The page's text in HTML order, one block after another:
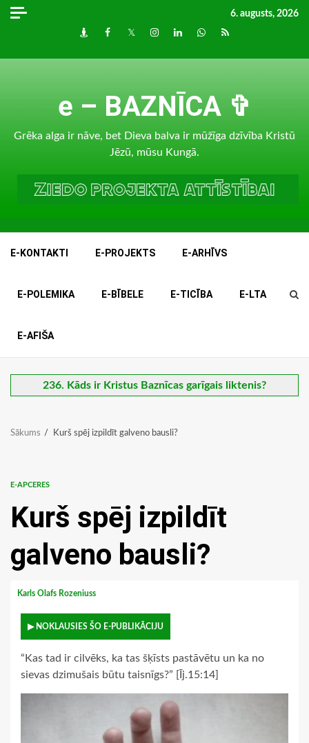
Skip
6. augusts, 2026
DraugiemFacebook
TwitterInstagram
LinkedInwhatsapp
RSS
e – BAZNĪCA ✞
Grēka alga ir nāve, bet Dieva balva ir mūžīga dzīvība Kristū
Jēzū, mūsu Kungā.
E-KONTAKTI E-PROJEKTS E-ARHĪVS
E-POLEMIKA E-BĪBELE E-TICĪBA E-LTA
E-AFIŠA
236. Kāds ir Kristus Baznīcas garīgais liktenis?
Sākums Kurš spēj izpildīt galveno bausli?
E-APCERES
Kurš spēj izpildīt
galveno bausli?
Karls Olafs Rozeniuss
▶ NOKLAUSIES ŠO E-PUBLIKĀCIJU
“Kas tad ir cilvēks, ka tas šķīsts pastāvētu un ka no
sievas dzimušais būtu taisnīgs?” [Īj.15:14]